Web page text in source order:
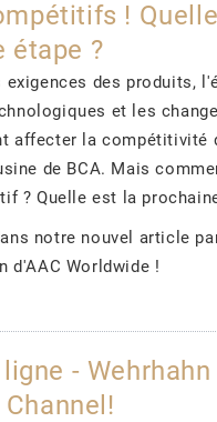
!
étape ?
exigences des produits,
et les
affecter la compétitivité
de BCA. Mais
? Quelle est la
notre nouvel article
d'AAC Worldwide !
- Wehrhahn